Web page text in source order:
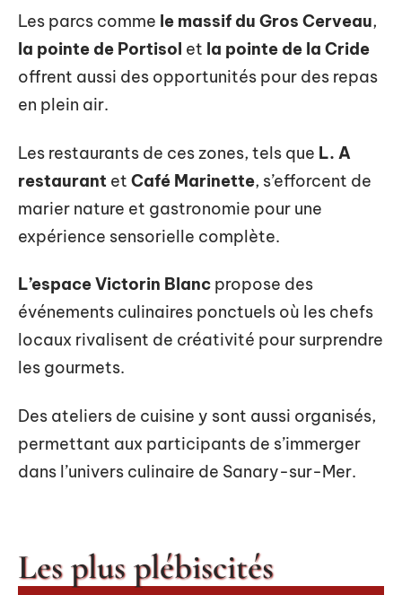
Les parcs comme le massif du Gros Cerveau,
la pointe de Portisol et la pointe de la Cride
offrent aussi des opportunités pour des repas
en plein air.
Les restaurants de ces zones, tels que L. A
restaurant et Café Marinette, s’efforcent de
marier nature et gastronomie pour une
expérience sensorielle complète.
L’espace Victorin Blanc propose des
événements culinaires ponctuels où les chefs
locaux rivalisent de créativité pour surprendre
les gourmets.
Des ateliers de cuisine y sont aussi organisés,
permettant aux participants de s’immerger
dans l’univers culinaire de Sanary-sur-Mer.
Les plus plébiscités